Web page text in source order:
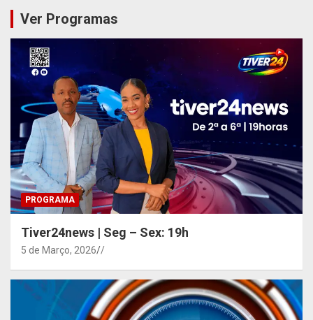
Ver Programas
PROGRAMA
Tiver24news | Seg – Sex: 19h
5 de Março, 2026 /